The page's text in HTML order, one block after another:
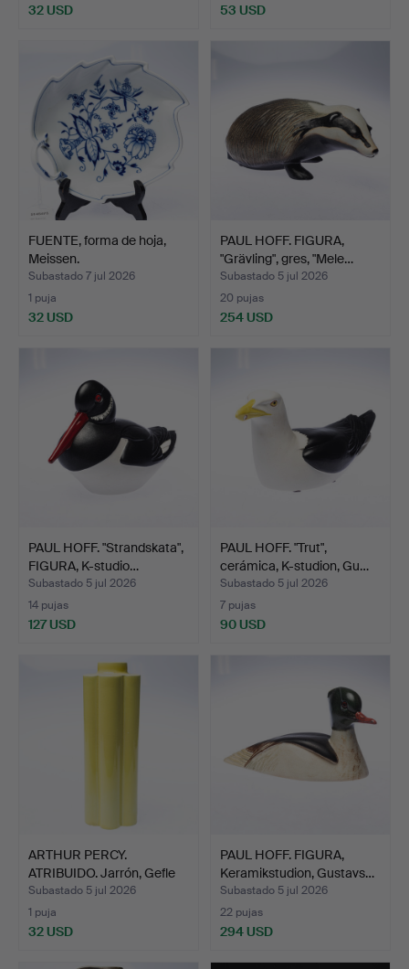
32 USD 53 USD
FUENTE, forma de hoja,
Meissen.
Subastado 7 jul 2026
1 puja
32 USD
PAUL HOFF. FIGURA,
"Grävling", gres, "Mele…
Subastado 5 jul 2026
20 pujas
254 USD
PAUL HOFF. "Strandskata",
FIGURA, K-studio…
Subastado 5 jul 2026
14 pujas
127 USD
PAUL HOFF. "Trut",
cerámica, K-studion, Gu…
Subastado 5 jul 2026
7 pujas
90 USD
ARTHUR PERCY.
ATRIBUIDO. Jarrón, Gefle
Por…
Subastado 5 jul 2026
1 puja
32 USD
PAUL HOFF. FIGURA,
Keramikstudion, Gustavs…
Subastado 5 jul 2026
22 pujas
294 USD